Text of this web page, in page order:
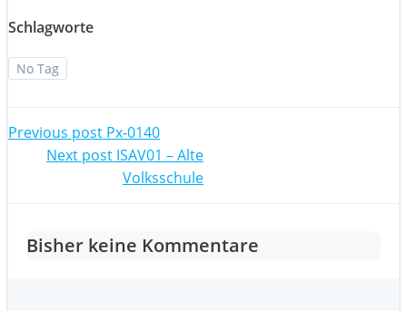
Schlagworte
No Tag
Post
navigation
Previous post Px-0140
Post
Next post ISAV01 – Alte
Volksschule
Bisher keine Kommentare